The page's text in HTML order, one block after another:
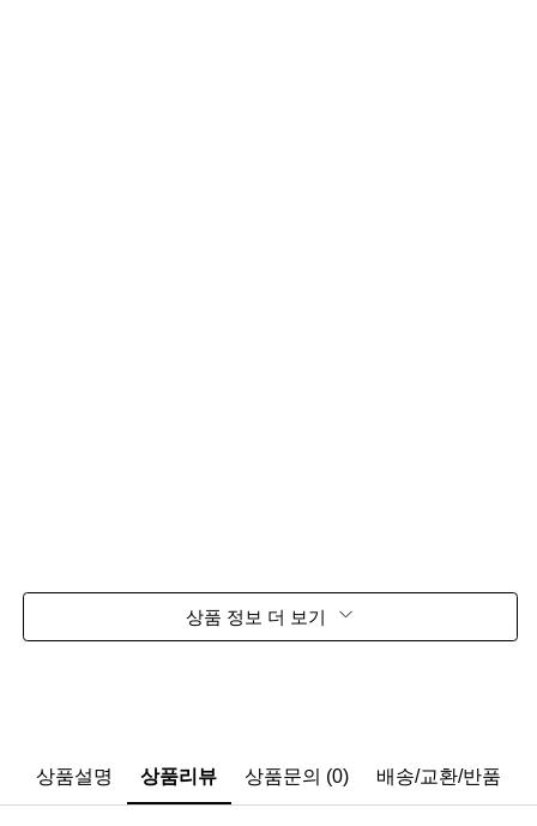
상품 정보 더 보기
상품설명 상품리뷰 상품문의 (0) 배송/교환/반품